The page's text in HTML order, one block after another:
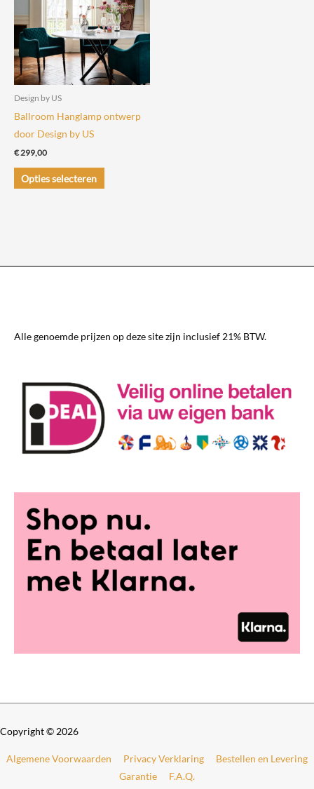
optie
kan
gekozen
worden
op
productpagina
Design by US
Ballroom Hanglamp ontwerp
door Design by US
€299,00
Opties selecteren
Dit
product
productpagina
Alle genoemde prijzen op deze site zijn inclusief 21% BTW.
Copyright © 2026
Algemene Voorwaarden Privacy Verklaring
Bestellen en Levering
Garantie
F.A.Q.